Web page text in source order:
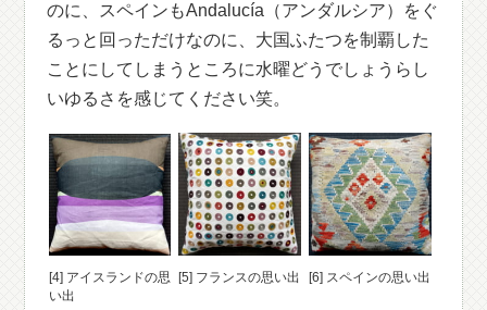
のに、スペインもAndalucía（アンダルシア）をぐ
るっと回っただけなのに、大国ふたつを制覇した
ことにしてしまうところに水曜どうでしょうらし
いゆるさを感じてください笑。
[4] アイスランドの思
い出
[5] フランスの思い出 [6] スペインの思い出